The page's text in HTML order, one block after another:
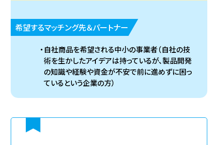
希望するマッチング先＆パートナー
自社商品を希望される中小の事業者（自社の技
術を生かしたアイデアは持っているが、製品開発
の知識や経験や資金が不安で前に進めずに困っ
ているという企業の方）